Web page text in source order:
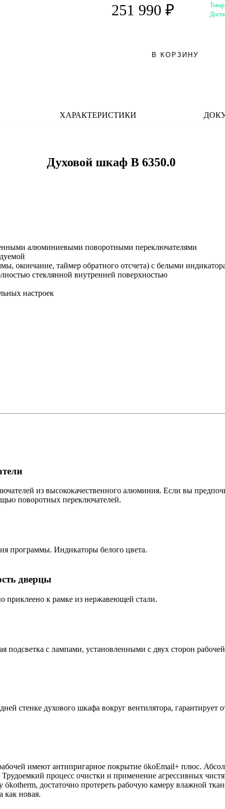
251 990 ₽
В КОРЗИНУ
ХАРАКТЕРИСТИКИ
Духовой шкаф B 6350.0
алюминиевыми поворотными переключателями
окончание, таймер обратного отсчета) с белыми
стеклянной внутренней поверхностью
настроек
из высококачественного алюминия. Если вы
поворотных переключателей.
программы. Индикаторы белого цвета.
дверцы
приклеено к рамке из нержавеющей стали.
подсветка с лампами, установленными с двух сторон
стенке духового шкафа вокруг вентилятора,
имеют антипригарное покрытие ökoEmail+ плюс.
процесс очистки и применение агрессивных
достаточно протереть рабочую камеру влажной
как новая.